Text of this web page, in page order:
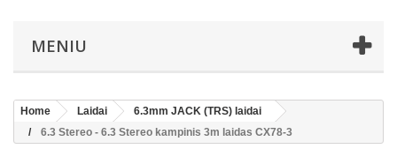
MENIU
Home Laidai
6.3mm JACK (TRS) laidai
6.3 Stereo - 6.3 Stereo kampinis 3m laidas CX78-3